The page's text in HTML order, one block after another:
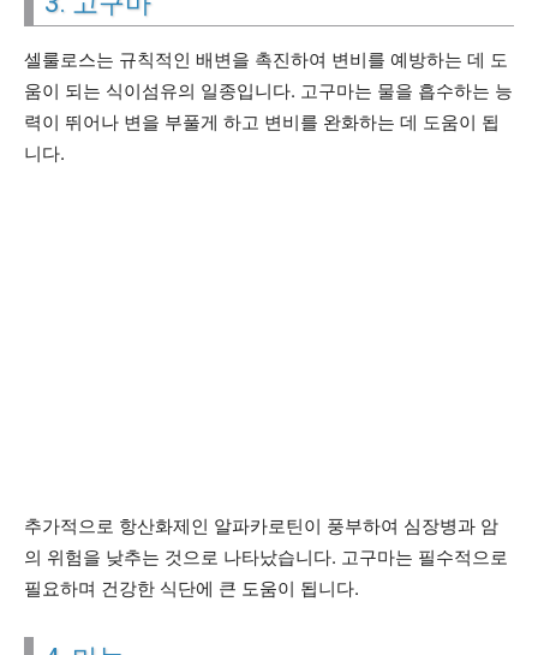
셀룰로스는 규칙적인 배변을 촉진하여 변비를 예방하는 데 도
움이 되는 식이섬유의 일종입니다. 고구마는 물을 흡수하는 능
력이 뛰어나 변을 부풀게 하고 변비를 완화하는 데 도움이 됩
니다.
추가적으로 항산화제인 알파카로틴이 풍부하여 심장병과 암
의 위험을 낮추는 것으로 나타났습니다. 고구마는 필수적으로
필요하며 건강한 식단에 큰 도움이 됩니다.